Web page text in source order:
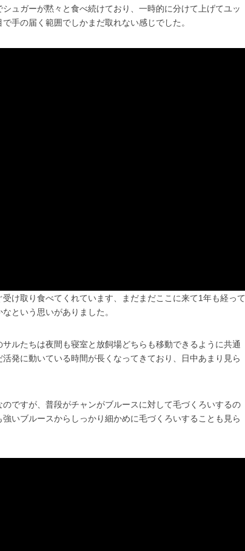
ュガーが黙々と食べ続けており、一時的に分けて上げてユッ
手の届く範囲でしかまだ取れない感じでした。
け取り食べてくれています、まだまだここに来て1年も経って
という思いがありました。
ルたちは夜間も寝室と放飼場どちらも移動できるように共通
発に動いている時間が長くなってきており、日中あまり見ら
ですが、普段がチャンがブルースに対して毛づくろいするの
いブルースからしっかり細かめに毛づくろいすることも見ら